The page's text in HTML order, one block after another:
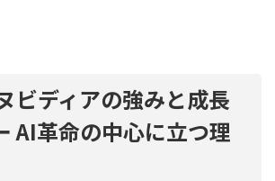
ビディアの強みと成長
AI革命の中心に立つ理